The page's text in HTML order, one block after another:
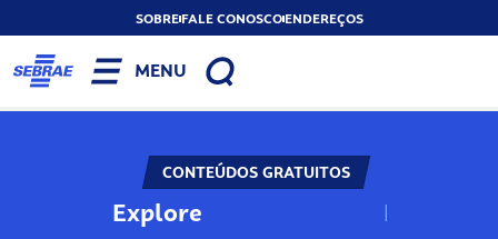
SOBREFALE CONOSCOENDEREÇOS
MENU
CONTEÚDOS GRATUITOS
Explore N